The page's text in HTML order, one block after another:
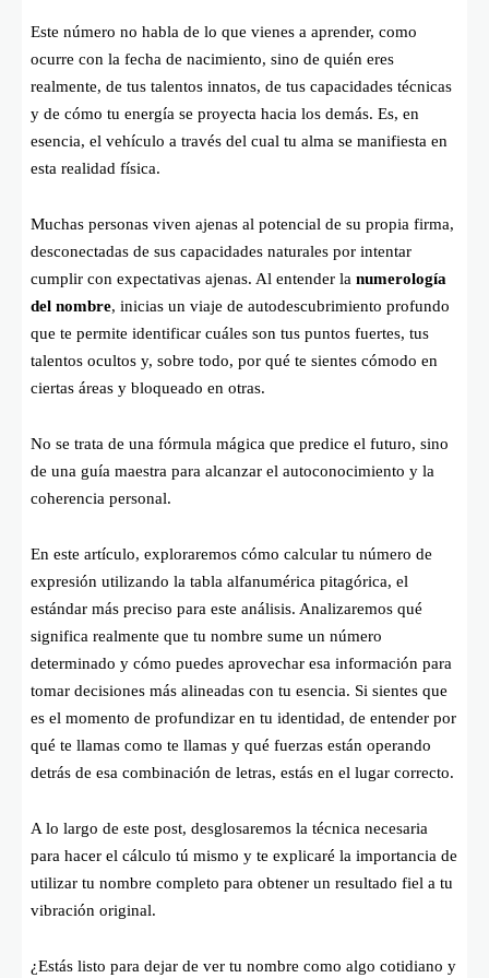
Este número no habla de lo que vienes a aprender, como
ocurre con la fecha de nacimiento, sino de quién eres
realmente, de tus talentos innatos, de tus capacidades técnicas
y de cómo tu energía se proyecta hacia los demás. Es, en
esencia, el vehículo a través del cual tu alma se manifiesta en
esta realidad física.
Muchas personas viven ajenas al potencial de su propia firma,
desconectadas de sus capacidades naturales por intentar
cumplir con expectativas ajenas. Al entender la numerología
del nombre, inicias un viaje de autodescubrimiento profundo
que te permite identificar cuáles son tus puntos fuertes, tus
talentos ocultos y, sobre todo, por qué te sientes cómodo en
ciertas áreas y bloqueado en otras.
No se trata de una fórmula mágica que predice el futuro, sino
de una guía maestra para alcanzar el autoconocimiento y la
coherencia personal.
En este artículo, exploraremos cómo calcular tu número de
expresión utilizando la tabla alfanumérica pitagórica, el
estándar más preciso para este análisis. Analizaremos qué
significa realmente que tu nombre sume un número
determinado y cómo puedes aprovechar esa información para
tomar decisiones más alineadas con tu esencia. Si sientes que
es el momento de profundizar en tu identidad, de entender por
qué te llamas como te llamas y qué fuerzas están operando
detrás de esa combinación de letras, estás en el lugar correcto.
A lo largo de este post, desglosaremos la técnica necesaria
para hacer el cálculo tú mismo y te explicaré la importancia de
utilizar tu nombre completo para obtener un resultado fiel a tu
vibración original.
¿Estás listo para dejar de ver tu nombre como algo cotidiano y